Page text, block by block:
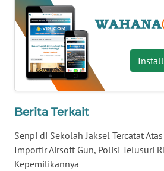
Berita Terkait
Senpi di Sekolah Jaksel Tercatat
Importir Airsoft Gun, Polisi Telusuri
Kepemilikannya
WN
BABEL
WN
SUMBAR
WN
SUMSEL
WN
BENGKULU